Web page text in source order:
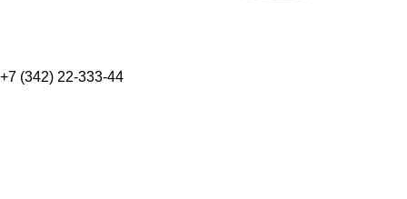
+7 (342) 22-333-44